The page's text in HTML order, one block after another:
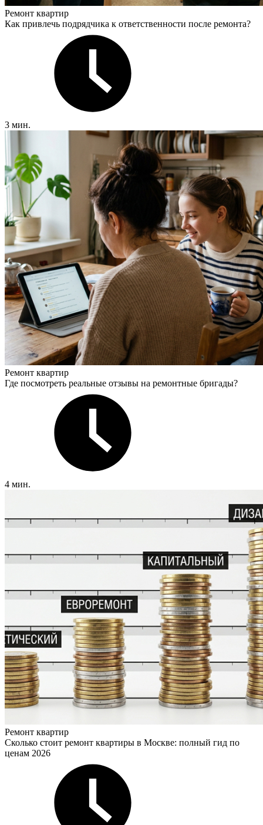
Ремонт квартир
Как привлечь подрядчика к ответственности после ремонта?
3 мин.
Ремонт квартир
Где посмотреть реальные отзывы на ремонтные бригады?
4 мин.
Ремонт квартир
Сколько стоит ремонт квартиры в Москве: полный гид по
ценам 2026